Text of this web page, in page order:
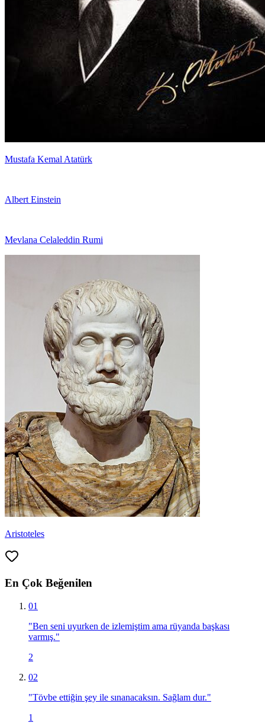
Mustafa Kemal Atatürk
Albert Einstein
Mevlana Celaleddin Rumi
Aristoteles
En Çok Beğenilen
01
"Ben seni uyurken de izlemiştim ama rüyanda başkası
varmış."
2
02
"Tövbe ettiğin şey ile sınanacaksın. Sağlam dur."
1